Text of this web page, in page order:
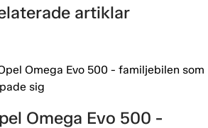
artiklar
Omega Evo 500 -